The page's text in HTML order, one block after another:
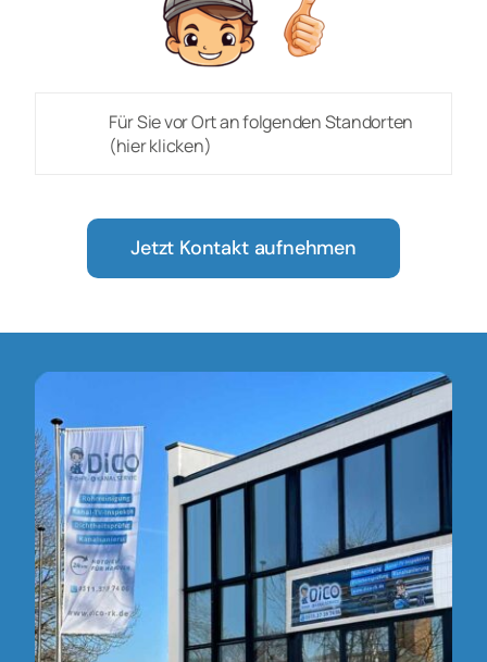
Für Sie vor Ort an folgenden Standorten
(hier klicken)
Jetzt Kontakt aufnehmen